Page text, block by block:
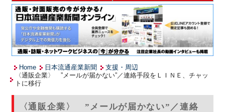
Home 日本流通産業新聞
支援・周辺
〈通販企業〉 ”メールが届かない”／連絡手段をＬＩＮＥ、チャッ
トに移行
〈通販企業〉 ”メールが届かない”／連絡